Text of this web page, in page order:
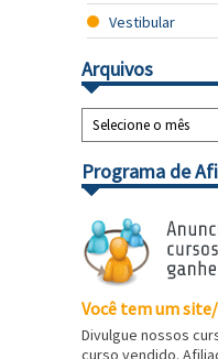
Vestibular
Arquivos
Programa de
Você tem um
Divulgue nossos
curso vendido.